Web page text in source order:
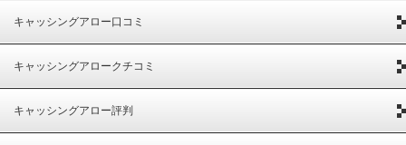
キャッシングアロー口コミ
キャッシングアロークチコミ
キャッシングアロー評判